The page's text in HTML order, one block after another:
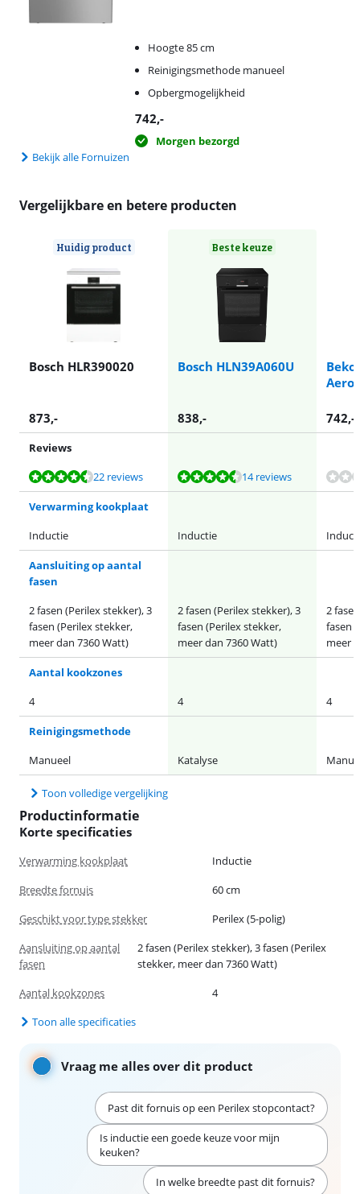
Hoogte 85 cm
Reinigingsmethode manueel
Opbergmogelijkheid
742,-
Morgen bezorgd
Bekijk alle Fornuizen
Vergelijkbare en betere producten
Huidig product
Bosch HLR390020
Beste keuze
Bosch HLN39A060U
Beko
873,- 838,- 742,-
Reviews
Beoordeling is 8,9 van de 10, gebaseerd op 22 reviews.
22 reviews
Beoordeling is 9,1 van de 10, gebaseerd op 14 reviews.14 reviews
Verwarming kookplaat
Inductie
Inductie
Aansluiting op aantal
fasen
2 fasen (Perilex stekker), 3
fasen (Perilex stekker,
meer dan 7360 Watt)
2 fasen (Perilex stekker), 3
fasen (Perilex stekker,
meer dan 7360 Watt)
2
fasen
meer
Aantal kookzones
4
4 4
Reinigingsmethode
Manueel
Katalyse
Toon volledige vergelijking
Productinformatie
Korte specificaties
Verwarming kookplaat
Inductie
Breedte fornuis
60 cm
Geschikt voor type stekker
Perilex (5-polig)
Aansluiting op aantal
fasen
2 fasen (Perilex stekker), 3 fasen (Perilex
stekker, meer dan 7360 Watt)
Aantal kookzones
4
Toon alle specificaties
Vraag me alles over dit product
Past dit fornuis op een Perilex stopcontact?
Is inductie een goede keuze voor mijn
keuken?
In welke breedte past dit fornuis?